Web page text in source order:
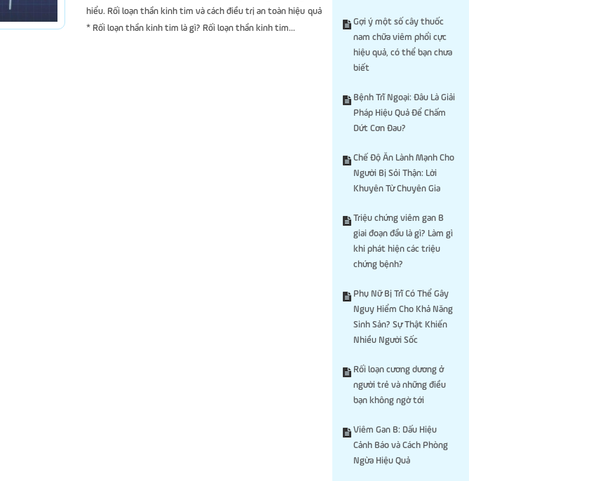
hiểu. Rối loạn thần kinh tim và cách điều trị an toàn hiệu quả
* Rối loạn thần kinh tim là gì? Rối loạn thần kinh tim...
Gợi ý một số cây thuốc
nam chữa viêm phổi cực
hiệu quả, có thể bạn chưa
biết
Bệnh Trĩ Ngoại: Đâu Là Giải
Pháp Hiệu Quả Để Chấm
Dứt Cơn Đau?
Chế Độ Ăn Lành Mạnh Cho
Người Bị Sỏi Thận: Lời
Khuyên Từ Chuyên Gia
Triệu chứng viêm gan B
giai đoạn đầu là gì? Làm gì
khi phát hiện các triệu
chứng bệnh?
Phụ Nữ Bị Trĩ Có Thể Gây
Nguy Hiểm Cho Khả Năng
Sinh Sản? Sự Thật Khiến
Nhiều Người Sốc
Rối loạn cương dương ở
người trẻ và những điều
bạn không ngờ tới
Viêm Gan B: Dấu Hiệu
Cảnh Báo và Cách Phòng
Ngừa Hiệu Quả